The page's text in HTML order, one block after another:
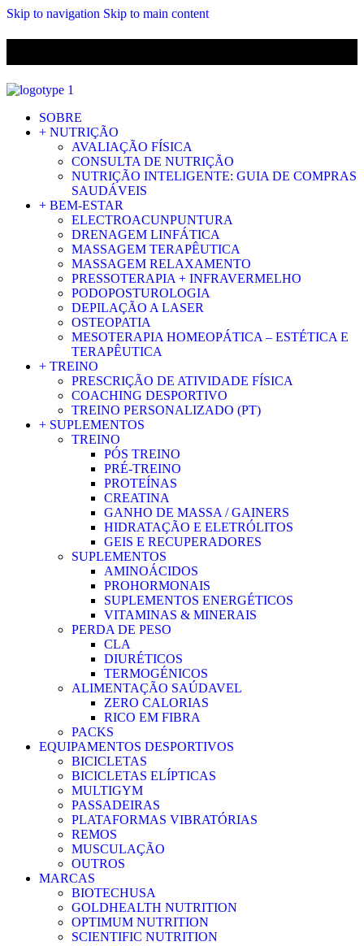
Skip to navigation Skip to main content
SOBRE
+ NUTRIÇÃO
AVALIAÇÃO FÍSICA
CONSULTA DE NUTRIÇÃO
NUTRIÇÃO INTELIGENTE: GUIA DE COMPRAS
SAUDÁVEIS
+ BEM-ESTAR
ELECTROACUNPUNTURA
DRENAGEM LINFÁTICA
MASSAGEM TERAPÊUTICA
MASSAGEM RELAXAMENTO
PRESSOTERAPIA + INFRAVERMELHO
PODOPOSTUROLOGIA
DEPILAÇÃO A LASER
OSTEOPATIA
MESOTERAPIA HOMEOPÁTICA – ESTÉTICA E
TERAPÊUTICA
+ TREINO
PRESCRIÇÃO DE ATIVIDADE FÍSICA
COACHING DESPORTIVO
TREINO PERSONALIZADO (PT)
+ SUPLEMENTOS
TREINO
PÓS TREINO
PRÉ-TREINO
PROTEÍNAS
CREATINA
GANHO DE MASSA / GAINERS
HIDRATAÇÃO E ELETRÓLITOS
GEIS E RECUPERADORES
SUPLEMENTOS
AMINOÁCIDOS
PROHORMONAIS
SUPLEMENTOS ENERGÉTICOS
VITAMINAS & MINERAIS
PERDA DE PESO
CLA
DIURÉTICOS
TERMOGÉNICOS
ALIMENTAÇÃO SAÚDAVEL
ZERO CALORIAS
RICO EM FIBRA
PACKS
EQUIPAMENTOS DESPORTIVOS
BICICLETAS
BICICLETAS ELÍPTICAS
MULTIGYM
PASSADEIRAS
PLATAFORMAS VIBRATÓRIAS
REMOS
MUSCULAÇÃO
OUTROS
MARCAS
BIOTECHUSA
GOLDHEALTH NUTRITION
OPTIMUM NUTRITION
SCIENTIFIC NUTRITION